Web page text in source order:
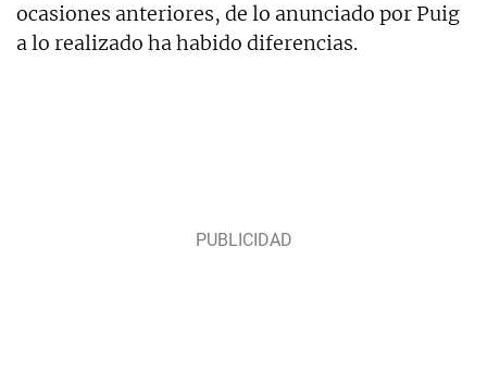
ocasiones anteriores, de lo anunciado por Puig
a lo realizado ha habido diferencias.